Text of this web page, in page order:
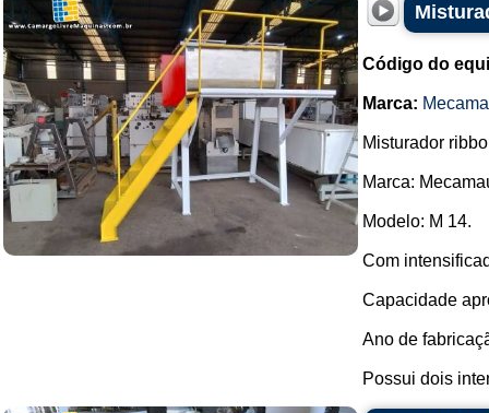
Código do
Marca:
Misturador
Marca:
Modelo: M 14.
Com
Capacidade
Ano de
Possui dois